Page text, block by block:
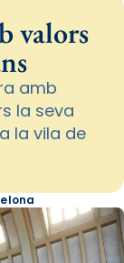
valors
amb
la seva
la vila de